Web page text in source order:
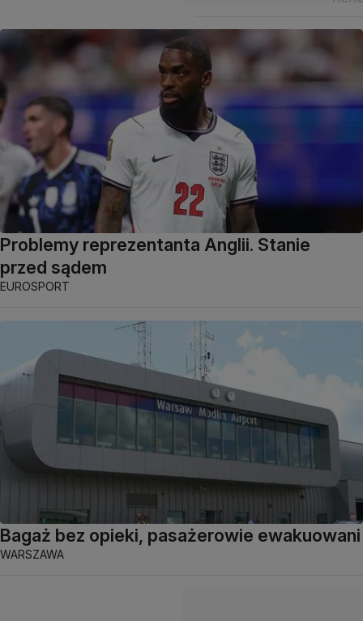
Problemy reprezentanta Anglii. Stanie
przed sądem
EUROSPORT
Bagaż bez opieki, pasażerowie ewakuowani
WARSZAWA